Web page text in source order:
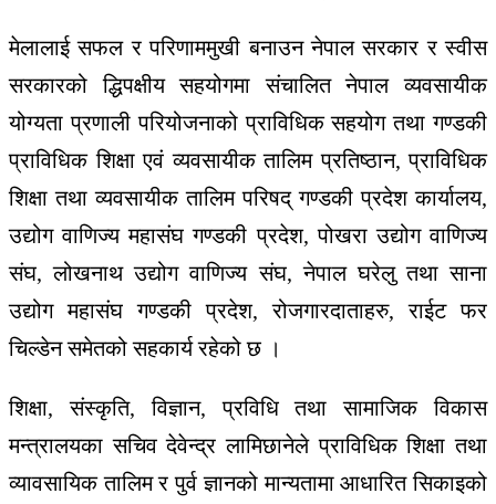
मेलालाई सफल र परिणाममुखी बनाउन नेपाल सरकार र स्वीस
सरकारको
द्धिपक्षीय सहयोगमासंचालित नेपाल
व्यवसायीक
योग्यता प्रणाली परियोजनाको प्राविधिक सहयोग तथा गण्डकी
प्राविधिक शिक्षा एवंव्यवसायीक तालिम प्रतिष्ठान,प्राविधिक
शिक्षा तथा व्यवसायीक तालिम परिषद् गण्डकी प्रदेश कार्यालय,
उद्योग वाणिज्य महासंघ गण्डकी प्रदेश,पोखरा उद्योग वाणिज्य
संघ,लोखनाथ उद्योग वाणिज्य संघ, नेपालघरेलु तथा साना
उद्योग महासंघ गण्डकी प्रदेश,रोजगारदाताहरु,राईट फर
चिल्डेन समेतको सहकार्य रहेको छ ।
शिक्षा,संस्कृति,विज्ञान,प्रविधि तथा सामाजिक
विकास
मन्त्रालयका सचिव देवेन्द्र लामिछानेले प्राविधिक शिक्षा तथा
व्यावसायिक तालिम र पुर्व ज्ञानको मान्यतामा आधारित सिकाइको